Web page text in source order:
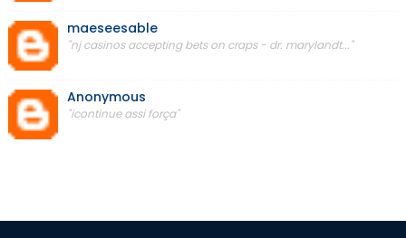
maeseesable
"nj casinos accepting bets on craps - dr. marylandt..."
Anonymous
"icontinue assi força"